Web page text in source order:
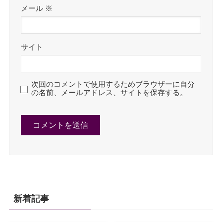
メール ※
サイト
次回のコメントで使用するためブラウザーに自分
の名前、メールアドレス、サイトを保存する。
新着記事